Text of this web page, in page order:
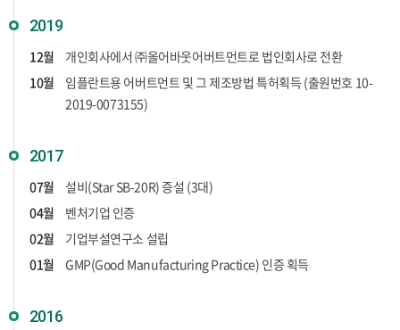
2019
12월
개인회사에서 ㈜올어바웃어버트먼트로 법인회사로 전환
10월
임플란트용 어버트먼트 및 그 제조방법 특허획득 (출원번호 10-
2019-0073155)
2017
07월
설비(Star SB-20R) 증설 (3대)
04월
벤처기업 인증
02월
기업부설연구소 설립
01월
GMP(Good Manufacturing Practice) 인증 획득
2016